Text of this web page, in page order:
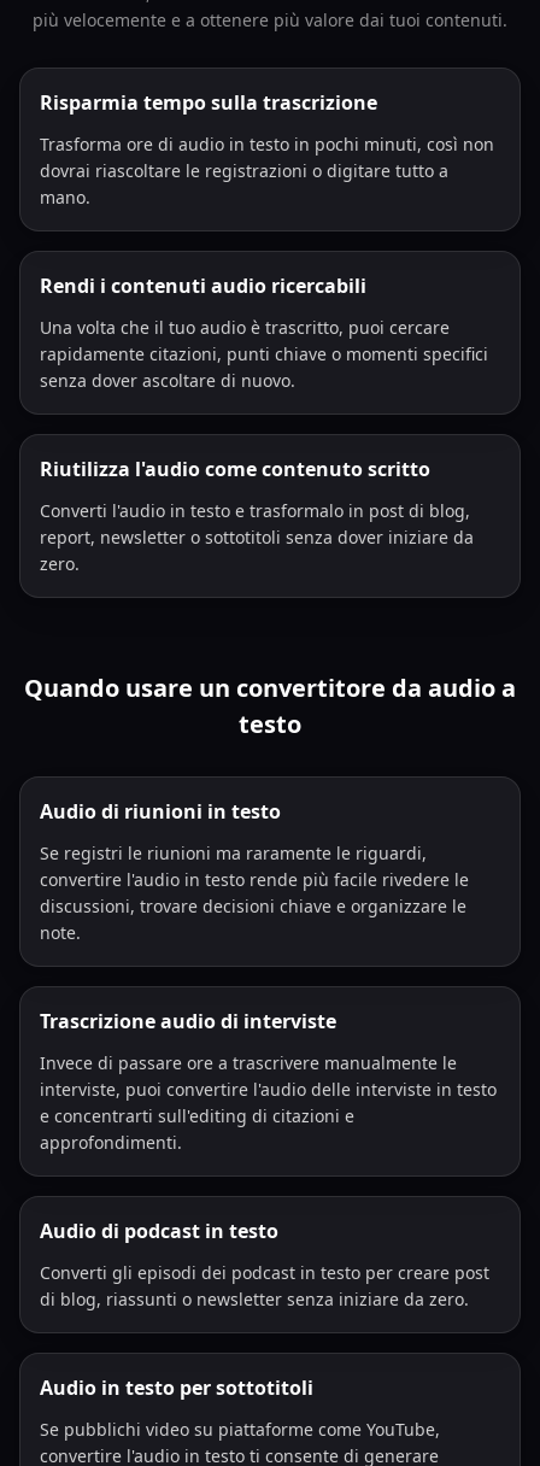
più velocemente e a ottenere più valore dai tuoi contenuti.
Risparmia tempo sulla trascrizione
Trasforma ore di audio in testo in pochi minuti, così non
dovrai riascoltare le registrazioni o digitare tutto a
mano.
Rendi i contenuti audio ricercabili
Una volta che il tuo audio è trascritto, puoi cercare
rapidamente citazioni, punti chiave o momenti specifici
senza dover ascoltare di nuovo.
Riutilizza l'audio come contenuto scritto
Converti l'audio in testo e trasformalo in post di blog,
report, newsletter o sottotitoli senza dover iniziare da
zero.
Quando usare un convertitore da audio a
testo
Audio di riunioni in testo
Se registri le riunioni ma raramente le riguardi,
convertire l'audio in testo rende più facile rivedere le
discussioni, trovare decisioni chiave e organizzare le
note.
Trascrizione audio di interviste
Invece di passare ore a trascrivere manualmente le
interviste, puoi convertire l'audio delle interviste in testo
e concentrarti sull'editing di citazioni e
approfondimenti.
Audio di podcast in testo
Converti gli episodi dei podcast in testo per creare post
di blog, riassunti o newsletter senza iniziare da zero.
Audio in testo per sottotitoli
Se pubblichi video su piattaforme come YouTube,
convertire l'audio in testo ti consente di generare